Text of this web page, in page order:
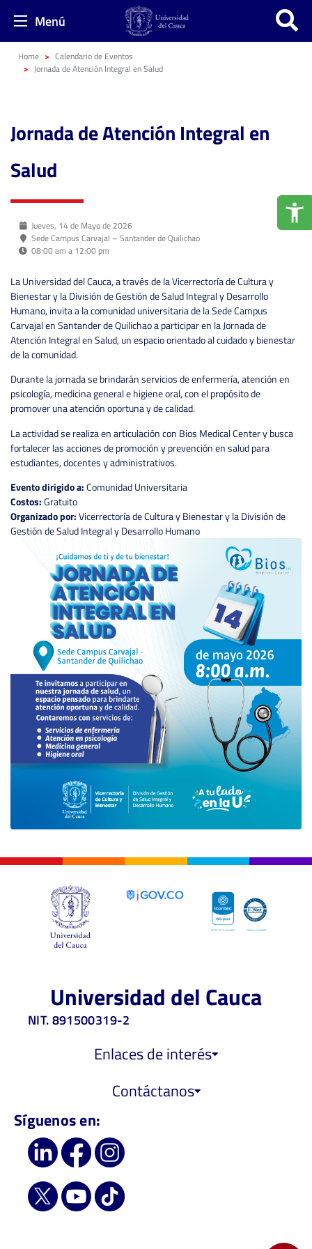
Menú
Home
Calendario de Eventos
Jornada de Atención Integral en Salud
Jornada de Atención Integral en
Salud
Jueves, 14 de Mayo de 2026
Sede Campus Carvajal – Santander de Quilichao
08:00 am a 12:00 pm
La Universidad del Cauca, a través de la Vicerrectoría de Cultura y
Bienestar y la División de Gestión de Salud Integral y Desarrollo
Humano, invita a la comunidad universitaria de la Sede Campus
Carvajal en Santander de Quilichao a participar en la Jornada de
Atención Integral en Salud, un espacio orientado al cuidado y bienestar
de la comunidad.
Durante la jornada se brindarán servicios de enfermería, atención en
psicología, medicina general e higiene oral, con el propósito de
promover una atención oportuna y de calidad.
La actividad se realiza en articulación con Bios Medical Center y busca
fortalecer las acciones de promoción y prevención en salud para
estudiantes, docentes y administrativos.
Evento dirigido a:Comunidad Universitaria
Costos:Gratuito
Organizado por:Vicerrectoría de Cultura y Bienestar y la División de
Gestión de Salud Integral y Desarrollo Humano
Universidad del Cauca
NIT. 891500319-2
Enlaces de interés
Contáctanos
Síguenos en: